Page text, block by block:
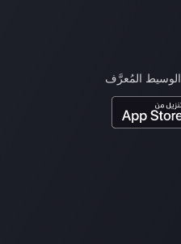
الوسيط المُعرَّف